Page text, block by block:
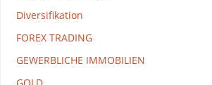
Diversifikation
FOREX TRADING
GEWERBLICHE IMMOBILIEN